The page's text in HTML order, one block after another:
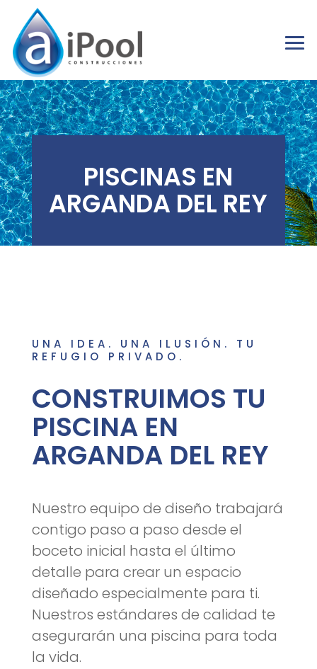
PISCINAS EN
ARGANDA DEL REY
UNA IDEA. UNA ILUSIÓN. TU
REFUGIO PRIVADO.
CONSTRUIMOS TU
PISCINA EN
ARGANDA DEL REY
Nuestro equipo de diseño trabajará
contigo paso a paso desde el
boceto inicial hasta el último
detalle para crear un espacio
diseñado especialmente para ti.
Nuestros estándares de calidad te
asegurarán una piscina para toda
la vida.